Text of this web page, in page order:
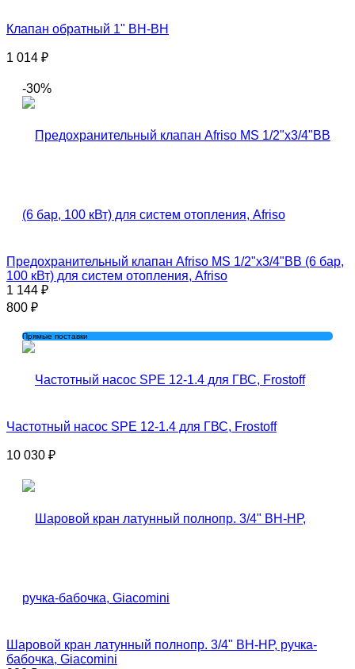
Клапан обратный 1" ВН-ВН
1 014 ₽
-30%
Предохранительный клапан Afriso MS 1/2"x3/4"ВВ (6 бар,
100 кВт) для систем отопления, Afriso
1 144 ₽
800 ₽
Прямые поставки
Частотный насос SPE 12-1.4 для ГВС, Frostoff
10 030 ₽
Шаровой кран латунный полнопр. 3/4" ВН-НР, ручка-
бабочка, Giacomini